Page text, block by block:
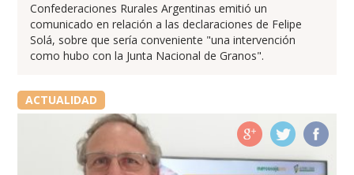
Confederaciones Rurales Argentinas emitió un
comunicado en relación a las declaraciones de Felipe
Solá, sobre que sería conveniente "una intervención
como hubo con la Junta Nacional de Granos".
ACTUALIDAD